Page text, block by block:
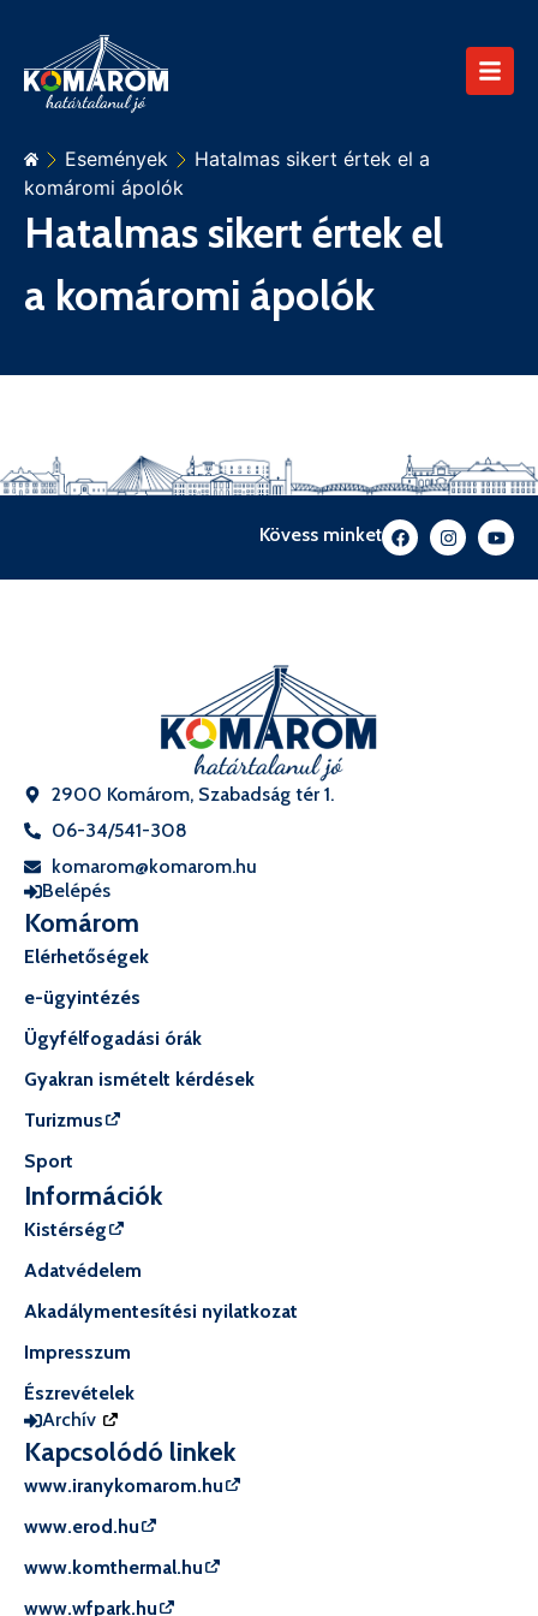
Események
Hatalmas sikert értek el a
komáromi ápolók
Hatalmas sikert értek el
a komáromi ápolók
Kövess minket
2900 Komárom, Szabadság tér 1.
06-34/541-308
komarom@komarom.hu
Belépés
Komárom
Elérhetőségek
e-ügyintézés
Ügyfélfogadási órák
Gyakran ismételt kérdések
Turizmus
Sport
Információk
Kistérség
Adatvédelem
Akadálymentesítési nyilatkozat
Impresszum
Észrevételek
Archív
Kapcsolódó linkek
www.iranykomarom.hu
www.erod.hu
www.komthermal.hu
www.wfpark.hu